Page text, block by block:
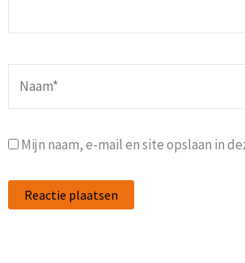
Mijn naam, e-mail en site opslaan in